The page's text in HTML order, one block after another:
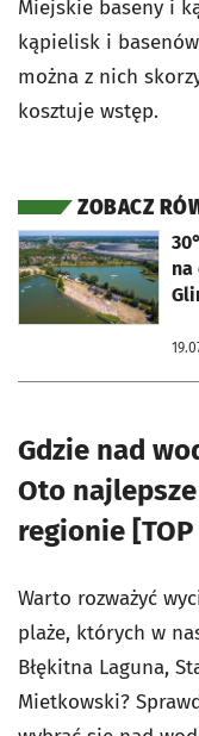
Miejskie baseny i
kąpielisk i
można z nich
kosztuje wstęp.
ZOBACZ
na
otworzy się w nowej karcie
Gdzie nad
Oto
regionie [TOP
Warto rozważyć
plaże, których w
Błękitna Laguna,
Mietkowski?